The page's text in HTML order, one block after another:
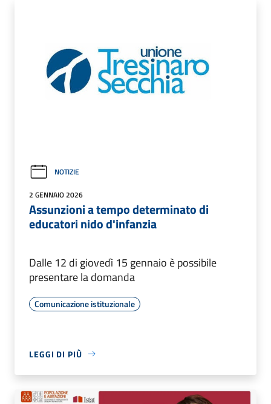
NOTIZIE
2 GENNAIO 2026
Assunzioni a tempo determinato di
educatori nido d'infanzia
Dalle 12 di giovedì 15 gennaio è possibile
presentare la domanda
Comunicazione istituzionale
LEGGI DI PIÙ